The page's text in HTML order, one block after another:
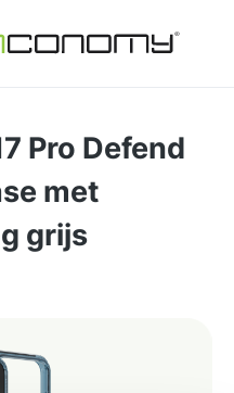
bevat 0 artikelen.
Pro Defend
met
grijs